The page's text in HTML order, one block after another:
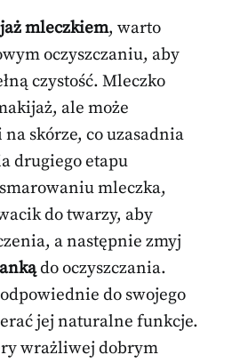
mleczkiem, warto
oczyszczaniu, aby
czystość. Mleczko
ale może
skórze, co uzasadnia
drugiego etapu
mleczka,
do twarzy, aby
a następnie zmyj
do oczyszczania.
do swojego
jej naturalne funkcje.
wrażliwej dobrym